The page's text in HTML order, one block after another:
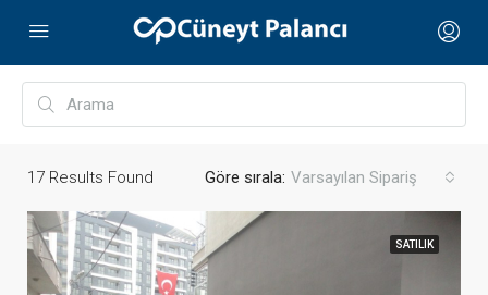
17 Results Found Göre sırala: Varsayılan Sipariş
SATILIK